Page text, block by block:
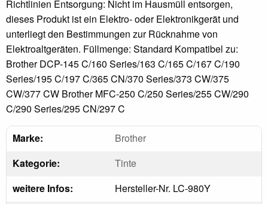
Richtlinien Entsorgung: Nicht im Hausmüll entsorgen,
dieses Produkt ist ein Elektro- oder Elektronikgerät und
unterliegt den Bestimmungen zur Rücknahme von
Elektroaltgeräten. Füllmenge: Standard Kompatibel zu:
Brother DCP-145 C/160 Series/163 C/165 C/167 C/190
Series/195 C/197 C/365 CN/370 Series/373 CW/375
CW/377 CW Brother MFC-250 C/250 Series/255 CW/290
C/290 Series/295 CN/297 C
Marke:
Brother
Kategorie:
Tinte
weitere Infos:
Hersteller-Nr. LC-980Y